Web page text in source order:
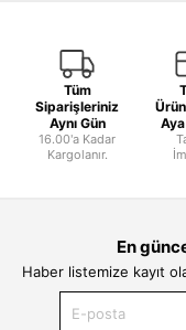
Tüm
Siparişleriniz
Aynı Gün
16.00'a Kadar
Kargolanır.
En
Haber listemize kayıt